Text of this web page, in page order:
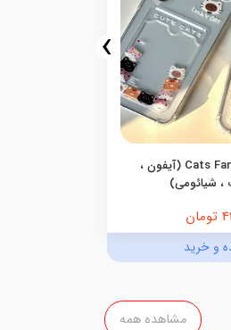
کاور جاکارتی Cats Family (آیفون ،
شیائومی)
و خرید
›
مشاهده همه